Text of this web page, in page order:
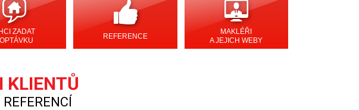
ZADAT
REFERENCE
MAKLÉŘI
A JEJICH WEBY
KLIENTŮ